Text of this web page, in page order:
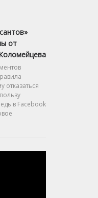
от
отказаться
в Facebook